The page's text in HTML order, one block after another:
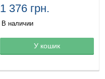
Товар в корзине
1 376 грн.
В наличии
У кошик